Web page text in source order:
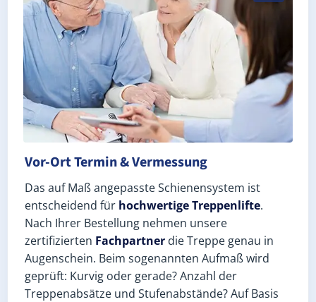
Vor-Ort Termin & Vermessung
Das auf Maß angepasste Schienensystem ist
entscheidend für hochwertige Treppenlifte.
Nach Ihrer Bestellung nehmen unsere
zertifizierten Fachpartner die Treppe genau in
Augenschein. Beim sogenannten Aufmaß wird
geprüft: Kurvig oder gerade? Anzahl der
Treppenabsätze und Stufenabstände? Auf Basis